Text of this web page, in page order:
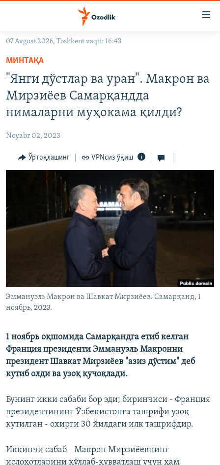
Асосий
навигацияга
ўтинг
Қидиришга
ўтинг
OZODVIDEO
OZODARXIV
На русском
ИЖТИМОИЙ ТАРМОҚЛАР
Озодлик бошқа тилларда
07 Avgust 2026, Toshkent vaqti: 16:43
МИНТАҚА
"Янги дўстлар ва уран". Макрон ва
Мирзиёев Самарқандда
нималарни муҳокама қилди?
Noyabr 02, 2023
Ўртоқлашинг VPNсиз ўқиш
Эммануэль Макрон ва Шавкат Мирзиёев. Самарқанд, 1
ноябрь, 2023.
1 ноябрь оқшомида Самарқандга етиб келган
Франция президенти Эммануэль Макронни
президент Шавкат Мирзиёев "азиз дўстим" деб
кутиб олди ва узоқ қучоқлади.
Бунинг икки сабаби бор эди; биринчиси - Франция
президентининг Ўзбекистонга ташрифи узоқ
кутилган - охирги 30 йилдаги илк ташрифдир.
Иккинчи сабаб - Макрон Мирзиёевнинг
ислоҳотларини қўллаб-қувватлаш учун ҳам